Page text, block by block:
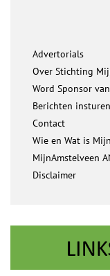
Advertorials
Over Stichting
Word Sponsor
Berichten insturen
Contact
Wie en Wat is
MijnAmstelveen
Disclaimer